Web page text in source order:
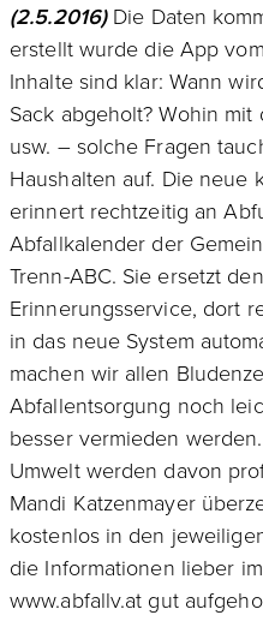
(2.5.2016)Die Daten
erstellt wurde die App
Inhalte sind klar: Wann
Sack abgeholt? Wohin
usw. – solche Fragen
Haushalten auf. Die neue
erinnert rechtzeitig an
Abfallkalender der
Trenn-ABC. Sie ersetzt
Erinnerungsservice, dort
in das neue System
machen wir allen
Abfallentsorgung noch
besser vermieden
Umwelt werden davon
Mandi Katzenmayer
kostenlos in den
die Informationen lieber
www.abfallv.at gut